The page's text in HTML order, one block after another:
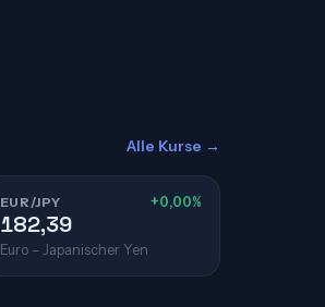
Alle Kurse →
EUR/JPY +0,00%
182,39
Euro – Japanischer Yen